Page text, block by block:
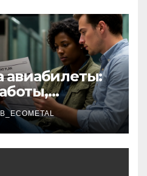
авиабилеты:
риски